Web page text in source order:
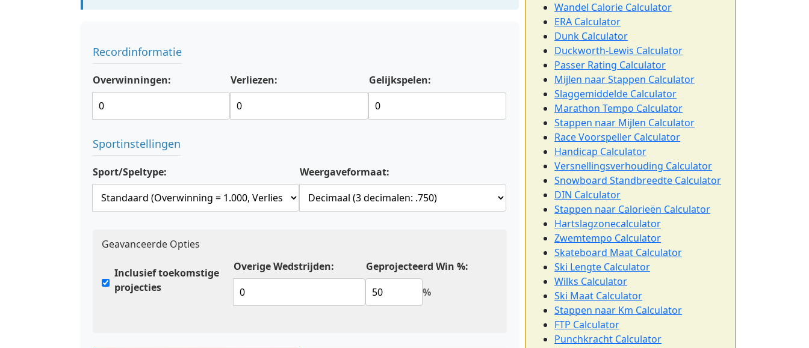
Recordinformatie
Overwinningen: Verliezen: Gelijkspelen:
Sportinstellingen
Sport/Speltype: Weergaveformaat:
Geavanceerde Opties
Inclusief toekomstige
projecties
Overige Wedstrijden:
Geprojecteerd Win %:
%
Wandel Calorie Calculator
ERA Calculator
Dunk Calculator
Duckworth-Lewis Calculator
Passer Rating Calculator
Mijlen naar Stappen Calculator
Slaggemiddelde Calculator
Marathon Tempo Calculator
Stappen naar Mijlen Calculator
Race Voorspeller Calculator
Handicap Calculator
Versnellingsverhouding Calculator
Snowboard Standbreedte Calculator
DIN Calculator
Stappen naar Calorieën Calculator
Hartslagzonecalculator
Zwemtempo Calculator
Skateboard Maat Calculator
Ski Lengte Calculator
Wilks Calculator
Ski Maat Calculator
Stappen naar Km Calculator
FTP Calculator
Punchkracht Calculator